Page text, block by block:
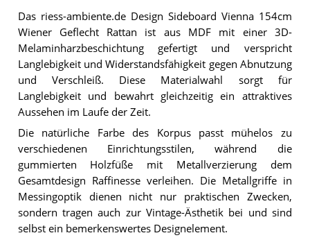
Das riess-ambiente.de Design Sideboard Vienna 154cm
Wiener Geflecht Rattan ist aus MDF mit einer 3D-
Melaminharzbeschichtung gefertigt und verspricht
Langlebigkeit und Widerstandsfähigkeit gegen Abnutzung
und Verschleiß. Diese Materialwahl sorgt für
Langlebigkeit und bewahrt gleichzeitig ein attraktives
Aussehen im Laufe der Zeit.
Die natürliche Farbe des Korpus passt mühelos zu
verschiedenen Einrichtungsstilen, während die
gummierten Holzfüße mit Metallverzierung dem
Gesamtdesign Raffinesse verleihen. Die Metallgriffe in
Messingoptik dienen nicht nur praktischen Zwecken,
sondern tragen auch zur Vintage-Ästhetik bei und sind
selbst ein bemerkenswertes Designelement.